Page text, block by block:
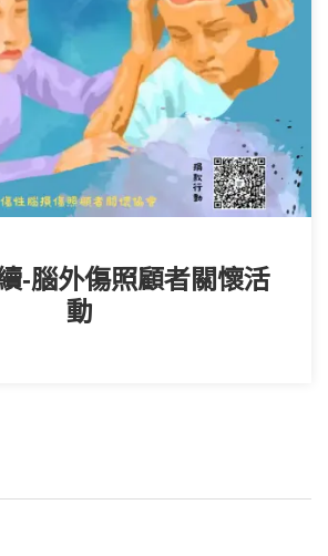
-腦外傷照顧者關懷活
動